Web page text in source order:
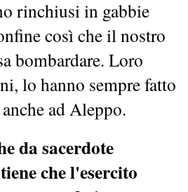
rinchiusi in gabbie
così che il nostro
bombardare. Loro
lo hanno sempre fatto
ad Aleppo.
da sacerdote
che l'esercito